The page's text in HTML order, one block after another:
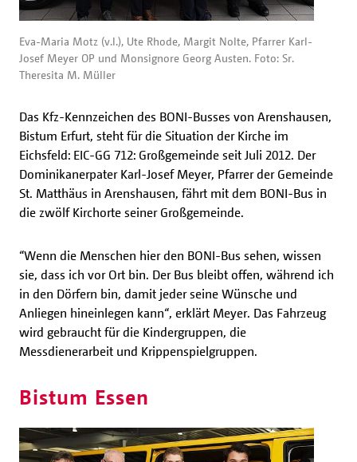
Eva-Maria Motz (v.l.), Ute Rhode, Margit Nolte, Pfarrer Karl-
Josef Meyer OP und Monsignore Georg Austen. Foto: Sr.
Theresita M. Müller
Das Kfz-Kennzeichen des BONI-Busses von Arenshausen,
Bistum Erfurt, steht für die Situation der Kirche im
Eichsfeld: EIC-GG 712: Großgemeinde seit Juli 2012. Der
Dominikanerpater Karl-Josef Meyer, Pfarrer der Gemeinde
St. Matthäus in Arenshausen, fährt mit dem BONI-Bus in
die zwölf Kirchorte seiner Großgemeinde.
“Wenn die Menschen hier den BONI-Bus sehen, wissen
sie, dass ich vor Ort bin. Der Bus bleibt offen, während ich
in den Dörfern bin, damit jeder seine Wünsche und
Anliegen hineinlegen kann“, erklärt Meyer. Das Fahrzeug
wird gebraucht für die Kindergruppen, die
Messdienerarbeit und Krippenspielgruppen.
Bistum Essen